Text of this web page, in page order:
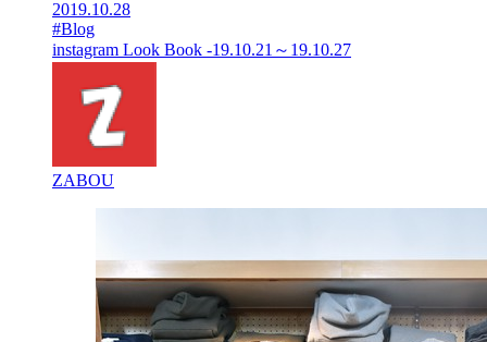
2019.10.28
#Blog
instagram Look Book -19.10.21～19.10.27
ZABOU